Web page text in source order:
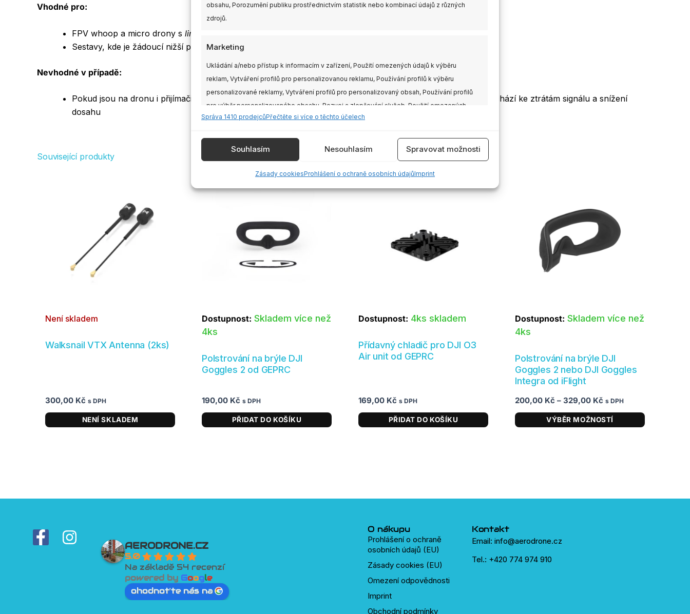
obsahu, Porozumění publiku prostřednictvím statistik nebo kombinací údajů z různých
zdrojů.
Marketing
Ukládání a/nebo přístup k informacím v zařízení, Použití omezených údajů k výběru
reklam, Vytváření profilů pro personalizovanou reklamu, Používání profilů k výběru
personalizované reklamy, Vytváření profilů pro personalizovaný obsah, Používání profilů
pro výběr personalizovaného obsahu, Rozvoj a zlepšování služeb, Použití omezených
údajů k výběru obsahu.
Funkce Vždy aktivní
zařízení, Identifikace zařízení na základě automaticky přenášených informací.
odstraňování chyb, Poskytování a zobrazování reklamy a
obsahu, Ukládání a sdělování voleb ochrany osobních údajů.
Správa 1410 prodejcůPřečtěte si více o těchto účelech
Souhlasím Nesouhlasím Spravovat možnosti
Zásady cookiesProhlášení o ochraně osobních údajůImprint
Vhodné pro:
FPV whoop a micro drony s lineární
Sestavy, kde je žádoucí nižší profil a směrový výkon patch antény
Nevhodné v případě:
Pokud jsou na dronu i přijímači použity kruhově polarizované antény (RHCP/LHCP)
– v takovém případě dochází ke ztrátám signálu a snížení
dosahu
Související produkty
Není skladem
Walksnail VTX Antenna (2ks)
300,00 Kč s DPH
NENÍ SKLADEM
Dostupnost: Skladem více než
4ks
Polstrování na brýle DJI
Goggles 2 od GEPRC
190,00 Kč s DPH
PŘIDAT DO KOŠÍKU
Dostupnost: 4ks skladem
Přídavný chladič pro DJI O3
Air unit od GEPRC
169,00 Kč s DPH
PŘIDAT DO KOŠÍKU
Dostupnost: Skladem více než
4ks
Polstrování na brýle DJI
Goggles 2 nebo DJI Goggles
Integra od iFlight
200,00 Kč – 329,00 Kč
329,00 Kč
s DPH
VÝBĚR MOŽNOSTÍ
variant.
Možnosti
F
I
AERODRONE.CZ
5.0
Na základě 54 recenzí
powered by Google
ohodnoťte nás na
O nákupu
Prohlášení o ochraně
osobních údajů (EU)
Zásady cookies (EU)
Omezení odpovědnosti
Imprint
Obchodní podmínky
Kontakt
Email: info@aerodrone.cz
Tel.: +420 774 974 910